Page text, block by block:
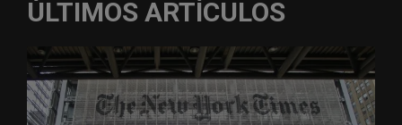
ÚLTIMOS ARTÍCULOS